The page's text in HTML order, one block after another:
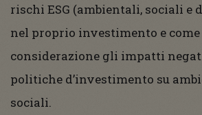
rischi ESG (ambientali, sociali e
nel proprio investimento e
considerazione gli impatti
politiche d’investimento su
sociali.